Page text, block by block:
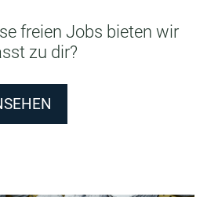
freien Jobs bieten wir
zu dir?